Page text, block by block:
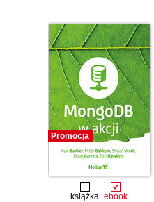
Promocja
książka ebook